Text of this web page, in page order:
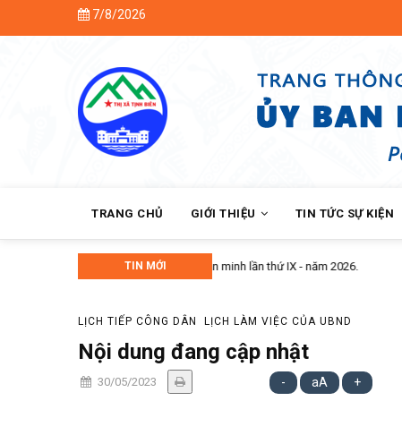
7/8/2026
NAVIGATION
TRANG CHỦ GIỚI THIỆU TIN TỨC SỰ KIỆN
TIN MỚI Hội
LỊCH TIẾP CÔNG DÂN LỊCH LÀM VIỆC CỦA UBND
Nội dung đang cập nhật
30/05/2023 - aA +